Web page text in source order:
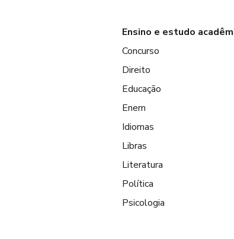
Ensino e estudo
Concurso
Direito
Educação
Enem
Idiomas
Libras
Literatura
Política
Psicologia